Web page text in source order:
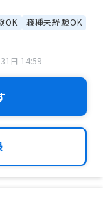
OK
職種未経験OK
日 14:59